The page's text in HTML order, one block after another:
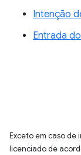
Intenção
Entrada
Exceto em caso
licenciado de